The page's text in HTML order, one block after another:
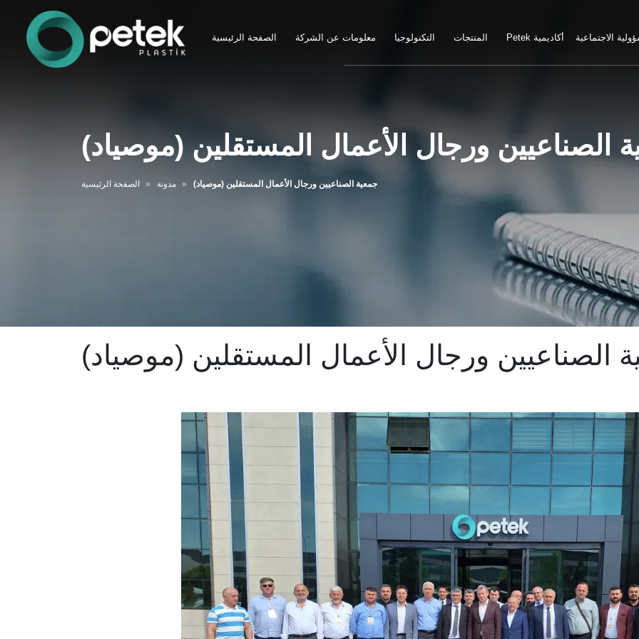
الصفحة الرئيسية معلومات عن الشركة التكنولوجيا المنتجات Petek أكاديمية الاجتماعية
الصناعيين ورجال الأعمال المستقلين (موصياد)
الصفحة الرئيسية مدونة جمعية الصناعيين ورجال الأعمال المستقلين (موصياد)
الصناعيين ورجال الأعمال المستقلين (موصياد)